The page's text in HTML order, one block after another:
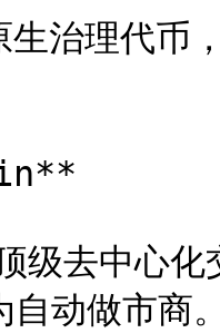
治理代币
去中心化
自动做市